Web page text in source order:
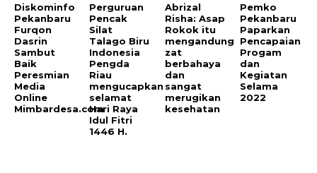
Diskominfo
Pekanbaru
Furqon
Dasrin
Sambut
Baik
Peresmian
Media
Online
Mimbardesa.com
Perguruan
Pencak
Silat
Talago Biru
Indonesia
Pengda
Riau
mengucapkan
selamat
Hari Raya
Idul Fitri
1446 H.
Abrizal
Risha: Asap
Rokok itu
mengandung
zat
berbahaya
dan
sangat
merugikan
kesehatan
Pemko
Pekanbaru
Paparkan
Pencapaian
Progam
dan
Kegiatan
Selama
2022